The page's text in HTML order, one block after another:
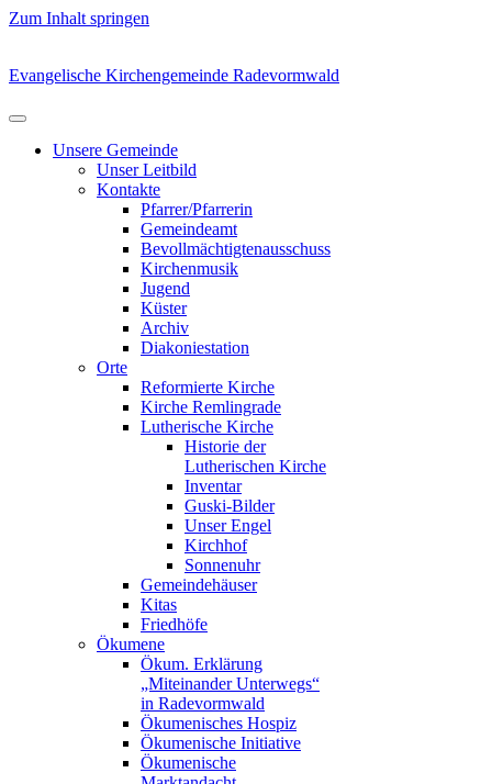
Zum Inhalt springen
Evangelische Kirchengemeinde Radevormwald
Unsere Gemeinde
Unser Leitbild
Kontakte
Pfarrer/Pfarrerin
Gemeindeamt
Bevollmächtigtenausschuss
Kirchenmusik
Jugend
Küster
Archiv
Diakoniestation
Orte
Reformierte Kirche
Kirche Remlingrade
Lutherische Kirche
Historie der
Lutherischen Kirche
Inventar
Guski-Bilder
Unser Engel
Kirchhof
Sonnenuhr
Gemeindehäuser
Kitas
Friedhöfe
Ökumene
Ökum. Erklärung
„Miteinander Unterwegs“
in Radevormwald
Ökumenisches Hospiz
Ökumenische Initiative
Ökumenische